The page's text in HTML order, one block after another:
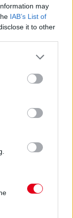
may
IAB’s List of
it to other
more Google
may click to
party tags to
below Google
Két
előtt,
mintha megint
megállt és
lemaradása...